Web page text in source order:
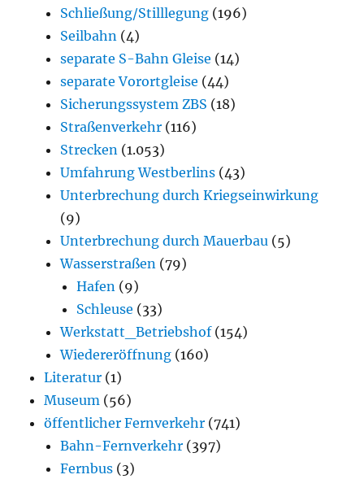
Schließung/Stilllegung (196)
Seilbahn (4)
separate S-Bahn Gleise (14)
separate Vorortgleise (44)
Sicherungssystem ZBS (18)
Straßenverkehr (116)
Strecken (1.053)
Umfahrung Westberlins (43)
Unterbrechung durch Kriegseinwirkung
(9)
Unterbrechung durch Mauerbau (5)
Wasserstraßen (79)
Hafen (9)
Schleuse (33)
Werkstatt_Betriebshof(154)
Wiedereröffnung (160)
Literatur (1)
Museum (56)
öffentlicher Fernverkehr (741)
Bahn-Fernverkehr (397)
Fernbus (3)